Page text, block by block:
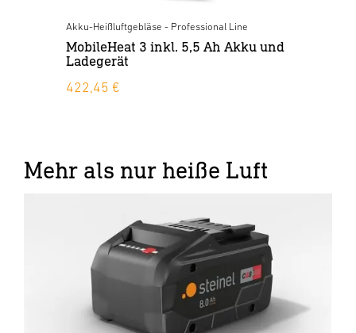
Akku-Heißluftgebläse - Professional Line
MobileHeat 3 inkl. 5,5 Ah Akku und
Ladegerät
422,45 €
Zubehör - Professional Line
METABO CAS 18 V Akku 8,0 Ah
LiHD
266,56 €
Zubehör
Schutzkorb HL 1820 S - HG 2320 E
Mehr als nur heiße Luft